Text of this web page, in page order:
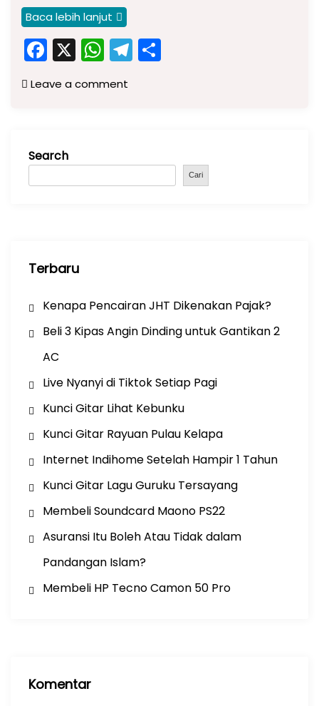
Baca lebih lanjut
F
a
c
o
o
X W
h
a
p
p
T
el
m
Leave a comment
Search
Cari
Terbaru
Kenapa Pencairan JHT Dikenakan Pajak?
Beli 3 Kipas Angin Dinding untuk Gantikan 2
AC
Live Nyanyi di Tiktok Setiap Pagi
Kunci Gitar Lihat Kebunku
Kunci Gitar Rayuan Pulau Kelapa
Internet Indihome Setelah Hampir 1 Tahun
Kunci Gitar Lagu Guruku Tersayang
Membeli Soundcard Maono PS22
Asuransi Itu Boleh Atau Tidak dalam
Pandangan Islam?
Membeli HP Tecno Camon 50 Pro
Komentar